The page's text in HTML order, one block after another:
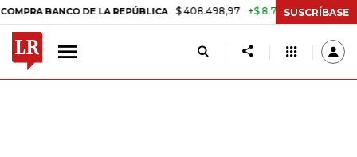
DE LA REPÚBLICA $ 408.498,97 +$ 8.753,81 +2,19% TASA
SUSCRÍBASE